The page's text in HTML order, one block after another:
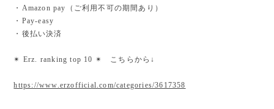
・Amazon pay（ご利用不可の期間あり）
・Pay-easy
・後払い決済
✴︎ Erz. ranking top 10 ✴︎ こちらから↓
https://www.erzofficial.com/categories/3617358